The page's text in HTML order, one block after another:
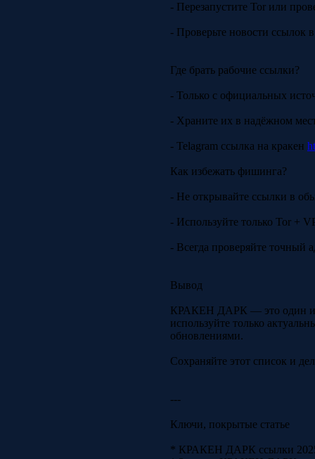
- Перезапустите Tor или
- Проверьте новости ссылок
Где брать рабочие ссылки?
- Только с официальных
- Храните их в надёжном
- Telagram ссылка на кракен
Как избежать фишинга?
- Не открывайте ссылки в
- Используйте только Tor +
- Всегда проверяйте точный
Вывод
КРАКЕН ДАРК — это один из
используйте только
обновлениями.
Сохраняйте этот список и
---
Ключи, покрытые статье
* КРАКЕН ДАРК ссылки